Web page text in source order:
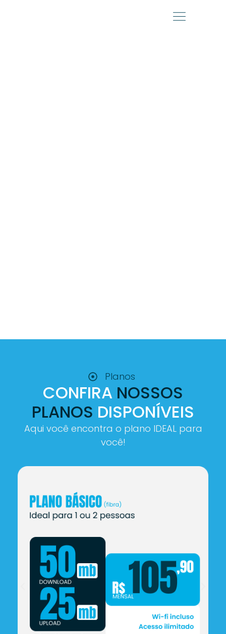
Planos
CONFIRA NOSSOS
PLANOS DISPONÍVEIS
Aqui você encontra o plano IDEAL para
você!